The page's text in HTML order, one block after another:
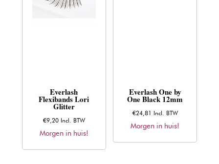
Everlash
Flexibands Lori
Glitter
€9,20 Incl. BTW
Morgen in huis!
Everlash One by
One Black 12mm
€24,81 Incl. BTW
Morgen in huis!